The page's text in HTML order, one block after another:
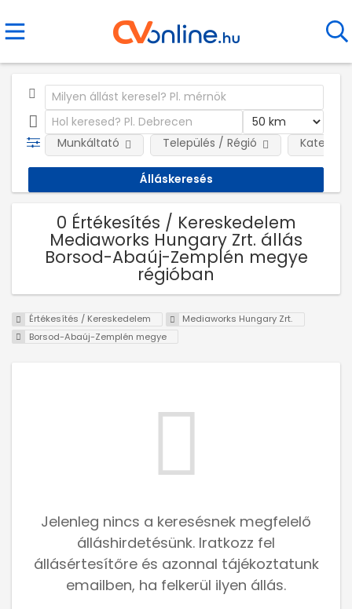
Munkáltató Település / Régió
0 Értékesítés / Kereskedelem
Mediaworks Hungary Zrt. állás
Borsod-Abaúj-Zemplén megye
régióban
Értékesítés / Kereskedelem
Mediaworks Hungary Zrt.
Borsod-Abaúj-Zemplén megye
Jelenleg nincs a keresésnek megfelelő
álláshirdetésünk. Iratkozz fel
állásértesítőre és azonnal tájékoztatunk
emailben, ha felkerül ilyen állás.